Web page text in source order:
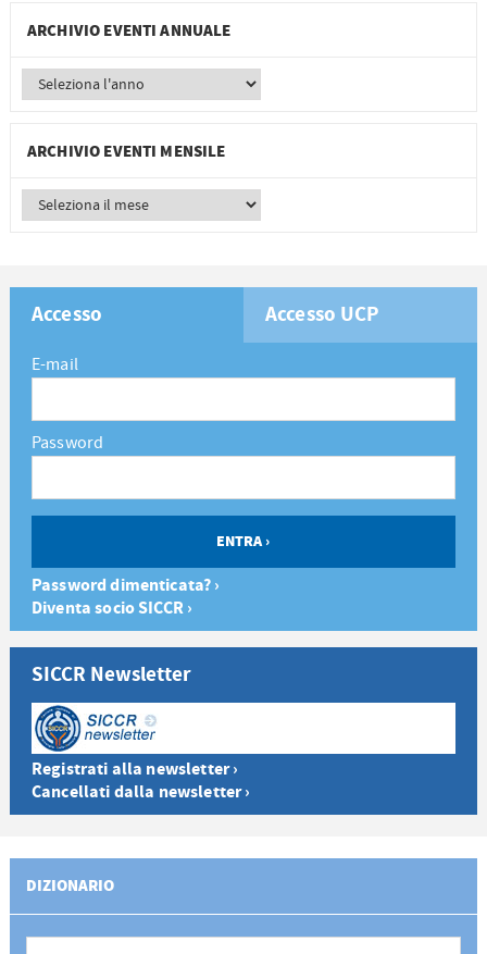
ARCHIVIO EVENTI ANNUALE
ARCHIVIO EVENTI MENSILE
Accesso Accesso UCP
E-mail
Password
Password dimenticata? ›
Diventa socio SICCR ›
SICCR Newsletter
Registrati alla newsletter ›
Cancellati dalla newsletter ›
DIZIONARIO